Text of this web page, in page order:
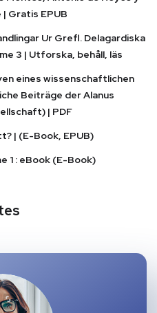
Gratis EPUB
Ur Grefl. Delagardiska
3 | Utforska, behåll, läs
eines wissenschaftlichen
Beiträge der Alanus
| PDF
| (E-Book, EPUB)
1 : eBook (E-Book)